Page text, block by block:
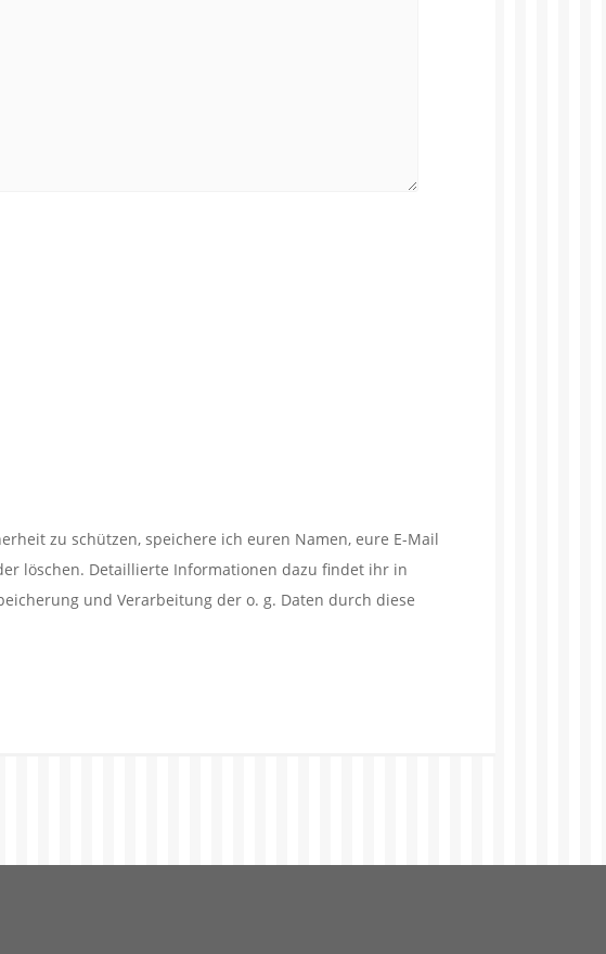
zu schützen, speichere ich euren Namen, eure E-Mail
löschen. Detaillierte Informationen dazu findet ihr in
und Verarbeitung der o. g. Daten durch diese